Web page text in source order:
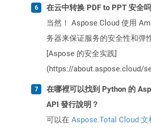
在云中转换 PDF to PPT 安全
当然！ Aspose Cloud 使用
务器来保证服务的安全性和弹
[Aspose 的安全实践]
(https://about.aspose.cloud/
在哪裡可以找到 Python 的
API 發行說明？
可以在 Aspose.Total Cloud 文